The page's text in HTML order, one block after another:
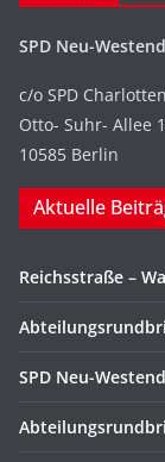
SPD Neu-Westend
c/o SPD
Otto- Suhr- Allee
10585 Berlin
Aktuelle
Reichsstraße –
SPD Neu-